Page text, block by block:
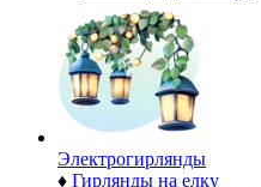
Электро­гирлянды
♦ Гирлянды на елку